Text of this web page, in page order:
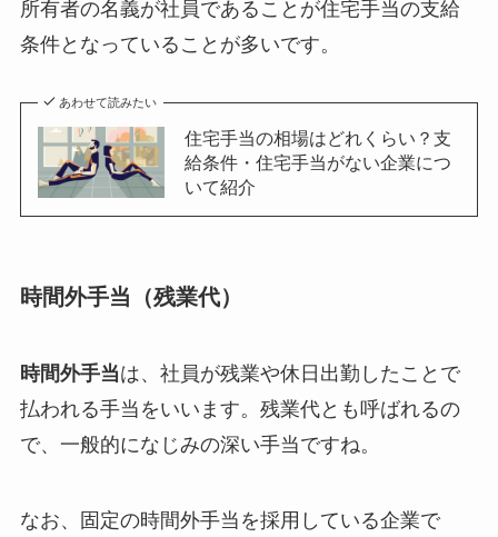
所有者の名義が社員であることが住宅手当の支給
条件となっていることが多いです。
あわせて読みたい
住宅手当の相場はどれくらい？支
給条件・住宅手当がない企業につ
いて紹介
時間外手当（残業代）
時間外手当は、社員が残業や休日出勤したことで
払われる手当をいいます。残業代とも呼ばれるの
で、一般的になじみの深い手当ですね。
なお、固定の時間外手当を採用している企業で